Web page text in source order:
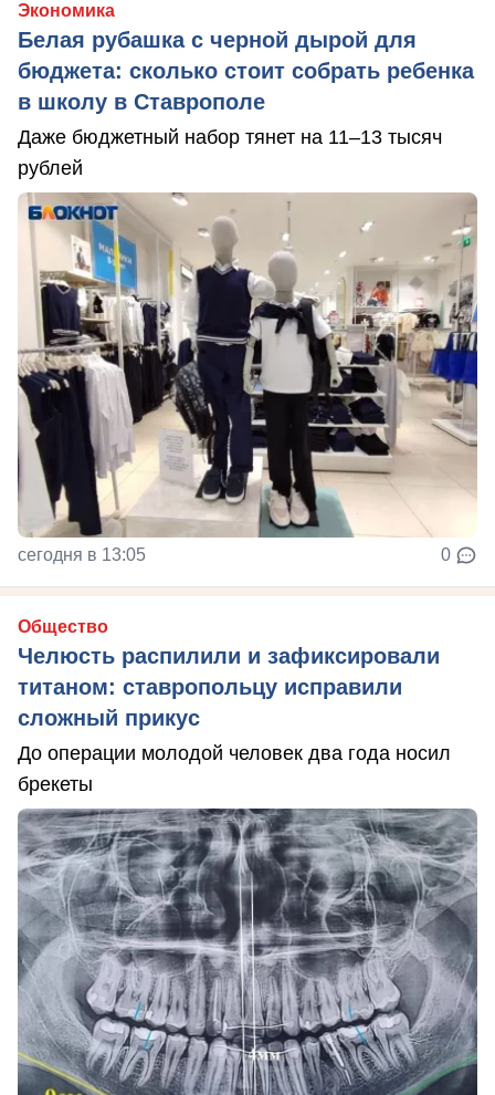
Экономика
Белая рубашка с черной дырой для
бюджета: сколько стоит собрать ребенка
в школу в Ставрополе
Даже бюджетный набор тянет на 11–13 тысяч
рублей
сегодня в 13:05 0
Общество
Челюсть распилили и зафиксировали
титаном: ставропольцу исправили
сложный прикус
До операции молодой человек два года носил
брекеты